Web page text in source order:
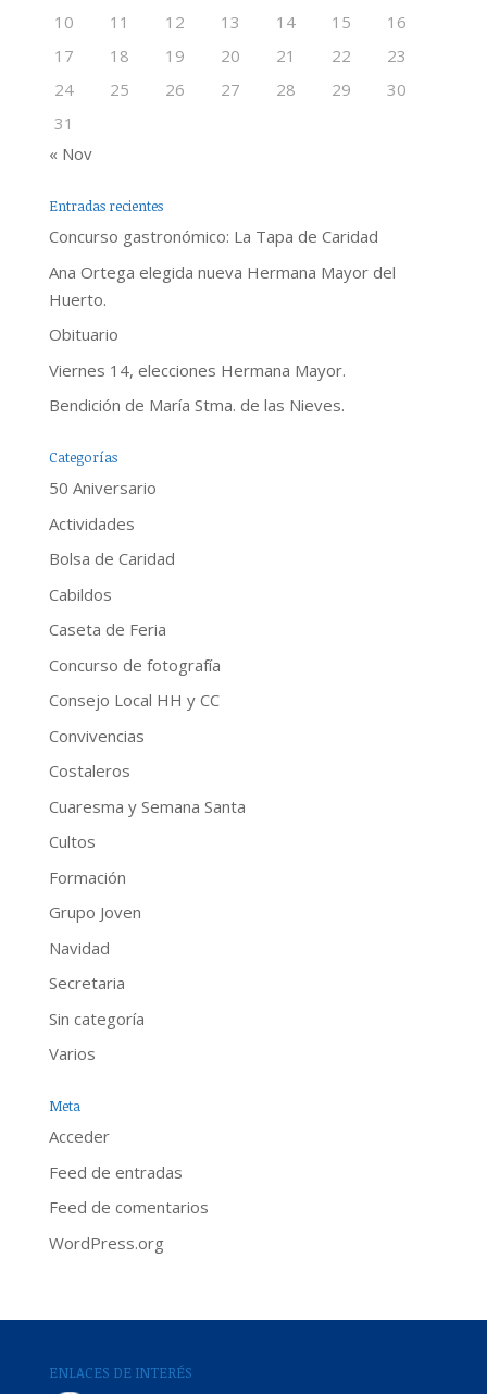
10
11 12 13 14 15
16
17
18 19 20 21 22
23
24
25 26 27 28 29
30
31
« Nov
Entradas recientes
Concurso gastronómico: La Tapa de Caridad
Ana Ortega elegida nueva Hermana Mayor del
Huerto.
Obituario
Viernes 14, elecciones Hermana Mayor.
Bendición de María Stma. de las Nieves.
Categorías
50 Aniversario
Actividades
Bolsa de Caridad
Cabildos
Caseta de Feria
Concurso de fotografía
Consejo Local HH y CC
Convivencias
Costaleros
Cuaresma y Semana Santa
Cultos
Formación
Grupo Joven
Navidad
Secretaria
Sin categoría
Varios
Meta
Acceder
Feed de entradas
Feed de comentarios
WordPress.org
ENLACES DE INTERÉS